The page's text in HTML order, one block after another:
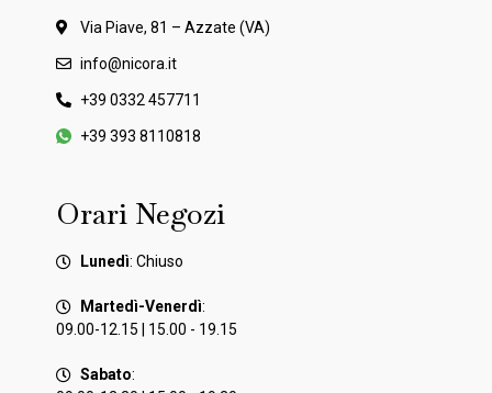
Via Piave, 81 – Azzate (VA)
info@nicora.it
+39 0332 457711
+39 393 8110818
Orari Negozi
Lunedì: Chiuso
Martedì-Venerdì:
09.00-12.15 | 15.00 - 19.15
Sabato: